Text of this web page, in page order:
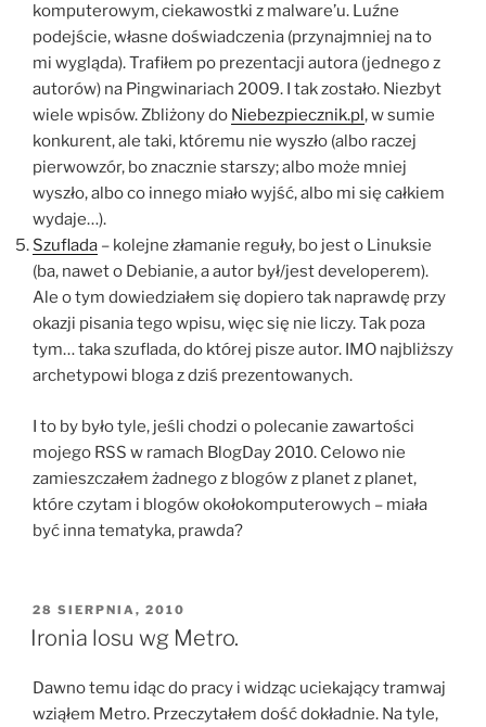
komputerowym, ciekawostki z malware’u. Luźne
podejście, własne doświadczenia (przynajmniej na to
mi wygląda). Trafiłem po prezentacji autora (jednego z
autorów) na Pingwinariach 2009. I tak zostało. Niezbyt
wiele wpisów. Zbliżony do Niebezpiecznik.pl, w sumie
konkurent, ale taki, któremu nie wyszło (albo raczej
pierwowzór, bo znacznie starszy; albo może mniej
wyszło, albo co innego miało wyjść, albo mi się całkiem
wydaje…).
Szuflada – kolejne złamanie reguły, bo jest o Linuksie
(ba, nawet o Debianie, a autor był/jest developerem).
Ale o tym dowiedziałem się dopiero tak naprawdę przy
okazji pisania tego wpisu, więc się nie liczy. Tak poza
tym… taka szuflada, do której pisze autor. IMO najbliższy
archetypowi bloga z dziś prezentowanych.
I to by było tyle, jeśli chodzi o polecanie zawartości
mojego RSS w ramach BlogDay 2010. Celowo nie
zamieszczałem żadnego z blogów z planet z planet,
które czytam i blogów okołokomputerowych – miała
być inna tematyka, prawda?
OPUBLIKOWANE
W
28 SIERPNIA, 2010
Ironia losu wg Metro.
Dawno temu idąc do pracy i widząc uciekający tramwaj
wziąłem Metro. Przeczytałem dość dokładnie. Na tyle,